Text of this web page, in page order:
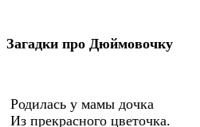
Загадки про Дюймовочку
Родилась у мамы дочка
Из прекрасного цветочка.